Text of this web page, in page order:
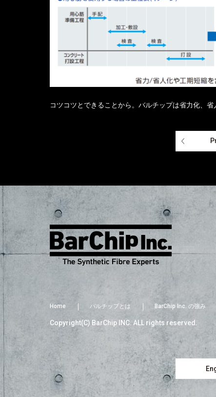
コツコツとできることから。バルチップは省力化、省
Home バルチップとは BarChip Inc. の強み
Copyright(C) BarChip INC. ALL rights reserved.